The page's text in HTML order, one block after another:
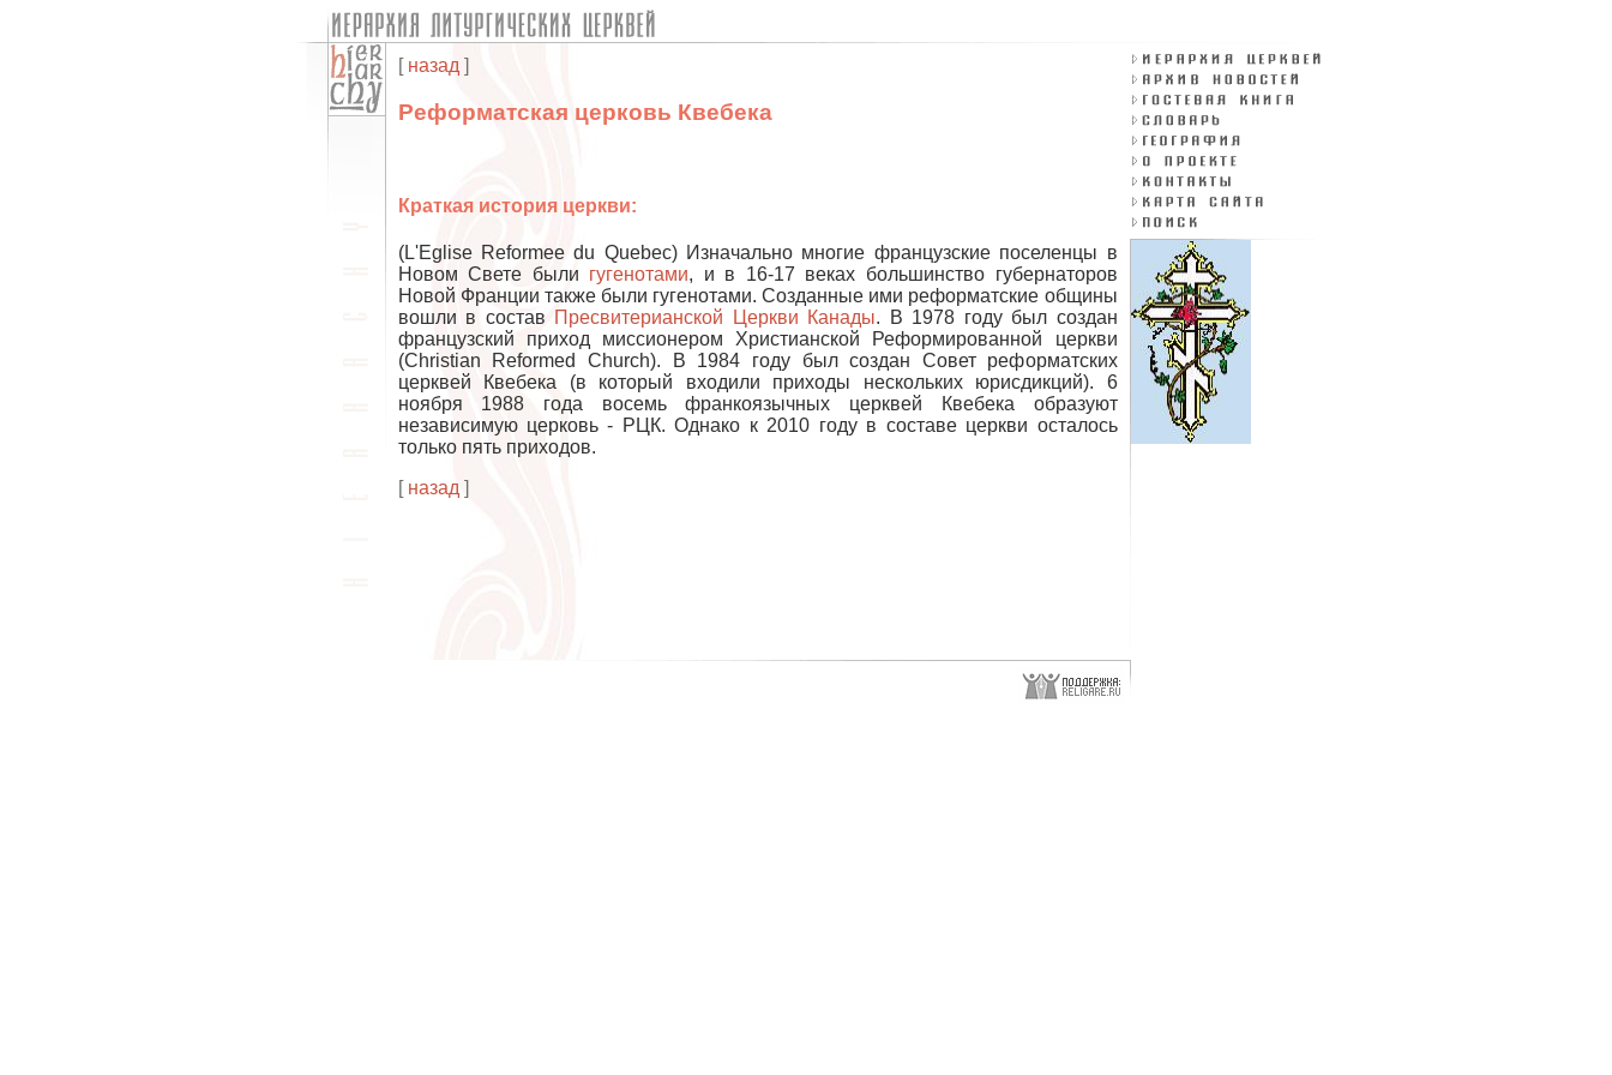
[ назад ]
Реформатская церковь Квебека
Краткая история церкви:
(L'Eglise Reformee du Quebec) Изначально многие французские поселенцы в
Новом Свете были гугенотами, и в 16-17 веках большинство губернаторов
Новой Франции также были гугенотами. Созданные ими реформатские общины
вошли в состав Пресвитерианской Церкви Канады. В 1978 году был создан
французский приход миссионером Христианской Реформированной церкви
(Christian Reformed Church). В 1984 году был создан Совет реформатских
церквей Квебека (в который входили приходы нескольких юрисдикций). 6
ноября 1988 года восемь франкоязычных церквей Квебека образуют
независимую церковь - РЦК. Однако к 2010 году в составе церкви осталось
только пять приходов.
[ назад ]